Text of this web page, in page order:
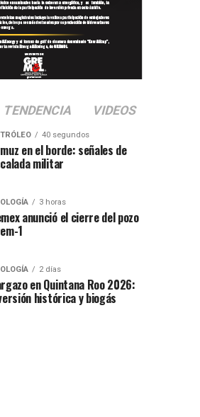
TENDENCIA VIDEOS
40 segundos
en el borde: señales de
militar
3 horas
anunció el cierre del pozo
1
2 días
en Quintana Roo 2026:
histórica y biogás